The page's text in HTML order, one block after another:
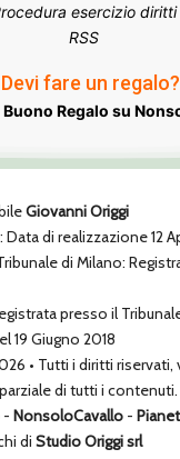
esercizio diritti
RSS
Devi fare un regalo?
Regalo su
Giovanni Origgi
: Data di realizzazione 12
di Milano:
presso il
19 Giugno 2018
• Tutti i diritti riservati,
di tutti i contenuti.
- NonsoloCavallo -
di Studio Origgi srl